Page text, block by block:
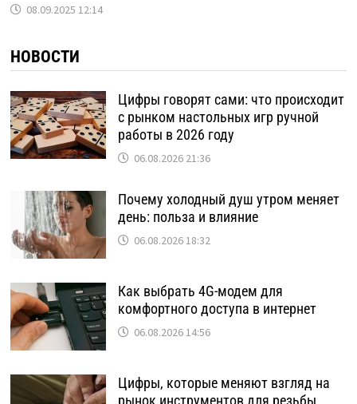
08.09.2025 12:14
НОВОСТИ
Цифры говорят сами: что происходит
с рынком настольных игр ручной
работы в 2026 году
06.08.2026 21:36
Почему холодный душ утром меняет
день: польза и влияние
06.08.2026 18:32
Как выбрать 4G-модем для
комфортного доступа в интернет
06.08.2026 14:56
Цифры, которые меняют взгляд на
рынок инструментов для резьбы